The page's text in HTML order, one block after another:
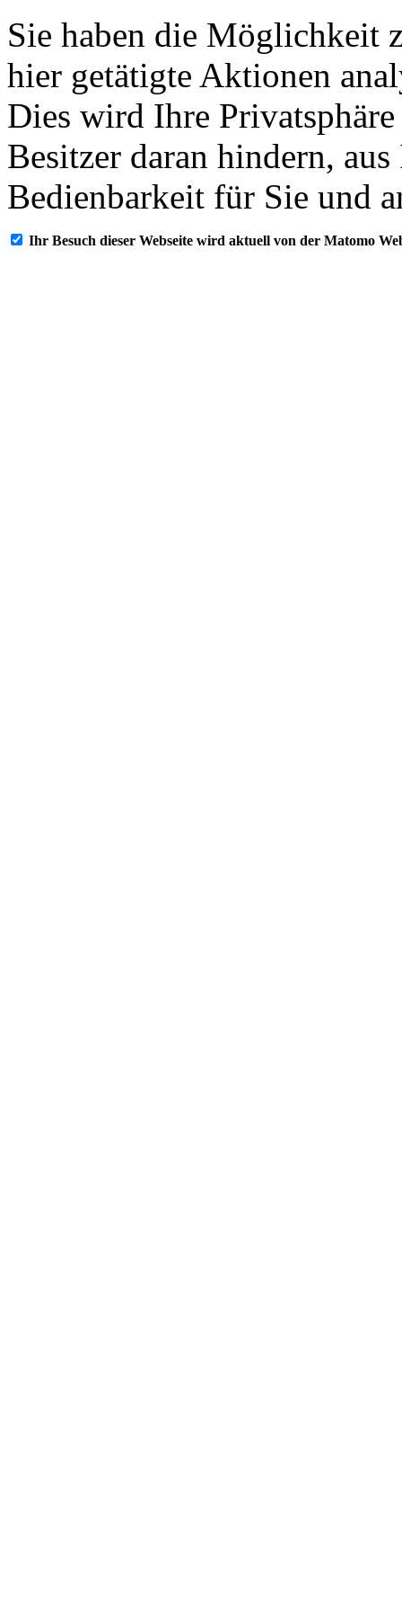
Sie haben die Möglichkeit
hier getätigte Aktionen
Dies wird Ihre
Besitzer daran hindern,
Bedienbarkeit für Sie und
Ihr Besuch dieser Webseite wird aktuell von der Matomo